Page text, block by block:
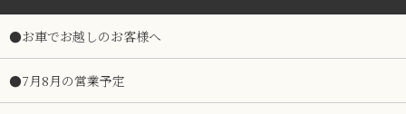
●お車でお越しのお客様へ
●7月8月の営業予定